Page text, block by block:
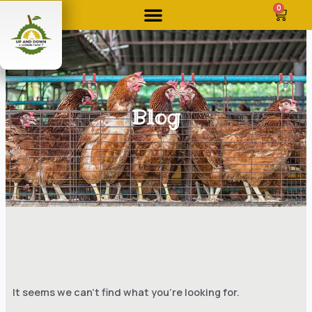
content
0
Cart
Blog
It seems we can't find what you're looking for.